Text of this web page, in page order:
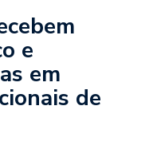
e
em
de